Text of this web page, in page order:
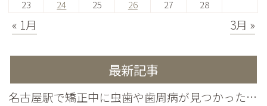
23
24 25 26 27 28
« 1月 3月 »
最新記事
名古屋駅で矯正中に虫歯や歯周病が見つかったらどうする？治療の進め方と予防を解説